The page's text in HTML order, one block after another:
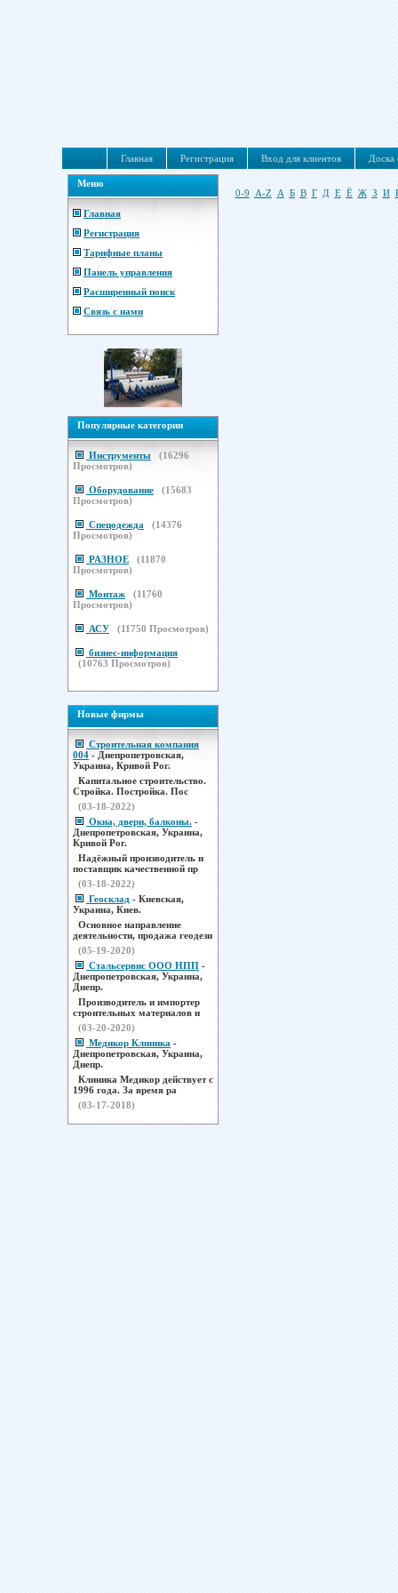
Главная Регистрация Вход для клиентов Доска
Меню
Главная
Регистрация
Тарифные планы
Панель управления
Расширенный поиск
Связь с нами
Популярные категории
Инструменты (16296
Просмотров)
Оборудование (15683
Просмотров)
Спецодежда (14376
Просмотров)
РАЗНОЕ (11870
Просмотров)
Монтаж (11760
Просмотров)
АСУ (11750 Просмотров)
бизнес-информация
(10763 Просмотров)
Новые фирмы
Строительная компания
004 - Днепропетровская,
Украина, Кривой Рог.
Капитальное строительство.
Стройка. Постройка. Пос
(03-18-2022)
Окна, двери, балконы. -
Днепропетровская, Украина,
Кривой Рог.
Надёжный производитель и
поставщик качественной пр
(03-18-2022)
Геосклад - Киевская,
Украина, Киев.
Основное направление
деятельности, продажа геодези
(05-19-2020)
Стальсервис ООО НПП -
Днепропетровская, Украина,
Днепр.
Производитель и импортер
строительных материалов и
(03-20-2020)
Медикор Клиника -
Днепропетровская, Украина,
Днепр.
Клиника Медикор действует с
1996 года. За время ра
(03-17-2018)
0-9 A-Z А Б В Г Д Е Ё Ж З И